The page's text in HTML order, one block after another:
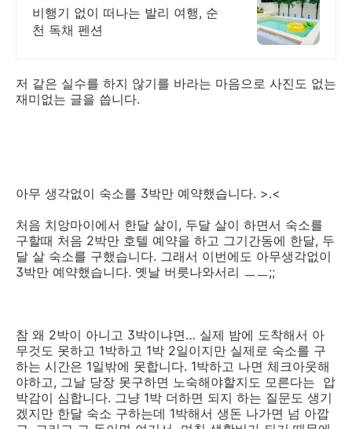
비행기 없이 떠나는 발리 여행, 순
천 독채 펜션
저 같은 실수를 하지 않기를 바라는 마음으로 사진도 없는
재미없는 글을 씁니다.
아무 생각없이 숙소를 3박만 예약했습니다. >.<
처음 치앙마이에서 한달 살이, 두달 살이 하면서 숙소를
구할때 처음 2박만 호텔 예약을 하고 그기간동에 한달, 두
달 살 숙소를 구했습니다. 그래서 이번에도 아무생각없이
3박만 예약했습니다. 옛날 버릇나와서리 ㅡㅡ;;
참 왜 2박이 아니고 3박이냐면… 실제 밤에 도착해서 아
무것도 못하고 1박하고 1박 2일이지만 실제로 숙소를 구
하는 시간은 1일밖에 못합니다. 1박하고 나면 체크아웃해
야하고, 그날 당장 못구하면 노숙해야할지도 모른다는 압
박감이 심합니다. 그냥 1박 더하면 되지 하는 질문도 생기
겠지만 한달 숙소 구하는데 1박해서 생돈 나가면 넘 아깝